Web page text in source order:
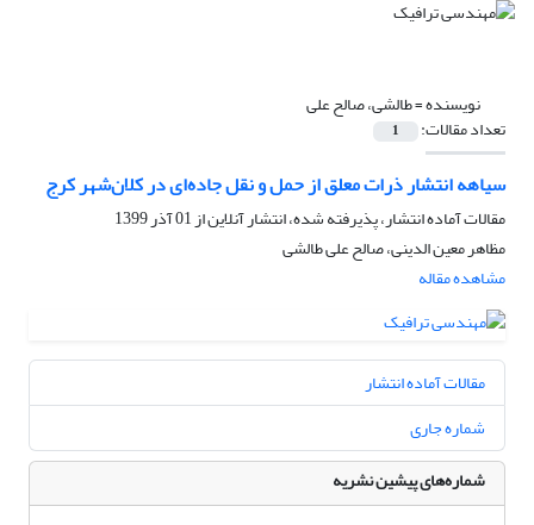
نویسنده =طالشی، صالح علی
تعداد مقالات: 1
سیاهه انتشار ذرات معلق از حمل و نقل جاده‌ای در کلان‌شهر کرج
مقالات آماده انتشار، پذیرفته شده، انتشار آنلاین از01 آذر 1399
مظاهر معین الدینی، صالح علی طالشی
مشاهده مقاله
مقالات آماده انتشار
شماره جاری
شماره‌های پیشین نشریه